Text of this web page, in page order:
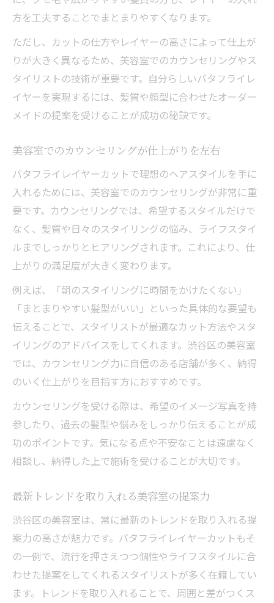
方を工夫することでまとまりやすくなります。
ただし、カットの仕方やレイヤーの高さによって仕上が
りが大きく異なるため、美容室でのカウンセリングやス
タイリストの技術が重要です。自分らしいバタフライレ
イヤーを実現するには、髪質や顔型に合わせたオーダー
メイドの提案を受けることが成功の秘訣です。
美容室でのカウンセリングが仕上がりを左右
バタフライレイヤーカットで理想のヘアスタイルを手に
入れるためには、美容室でのカウンセリングが非常に重
要です。カウンセリングでは、希望するスタイルだけで
なく、髪質や日々のスタイリングの悩み、ライフスタイ
ルまでしっかりとヒアリングされます。これにより、仕
上がりの満足度が大きく変わります。
例えば、「朝のスタイリングに時間をかけたくない」
「まとまりやすい髪型がいい」といった具体的な要望も
伝えることで、スタイリストが最適なカット方法やスタ
イリングのアドバイスをしてくれます。渋谷区の美容室
では、カウンセリング力に自信のある店舗が多く、納得
のいく仕上がりを目指す方におすすめです。
カウンセリングを受ける際は、希望のイメージ写真を持
参したり、過去の髪型や悩みをしっかり伝えることが成
功のポイントです。気になる点や不安なことは遠慮なく
相談し、納得した上で施術を受けることが大切です。
最新トレンドを取り入れる美容室の提案力
渋谷区の美容室は、常に最新のトレンドを取り入れる提
案力の高さが魅力です。バタフライレイヤーカットもそ
の一例で、流行を押さえつつ個性やライフスタイルに合
わせた提案をしてくれるスタイリストが多く在籍してい
ます。トレンドを取り入れることで、周囲と差がつくス